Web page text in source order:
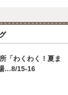
「わくわく！夏ま
…8/15-16